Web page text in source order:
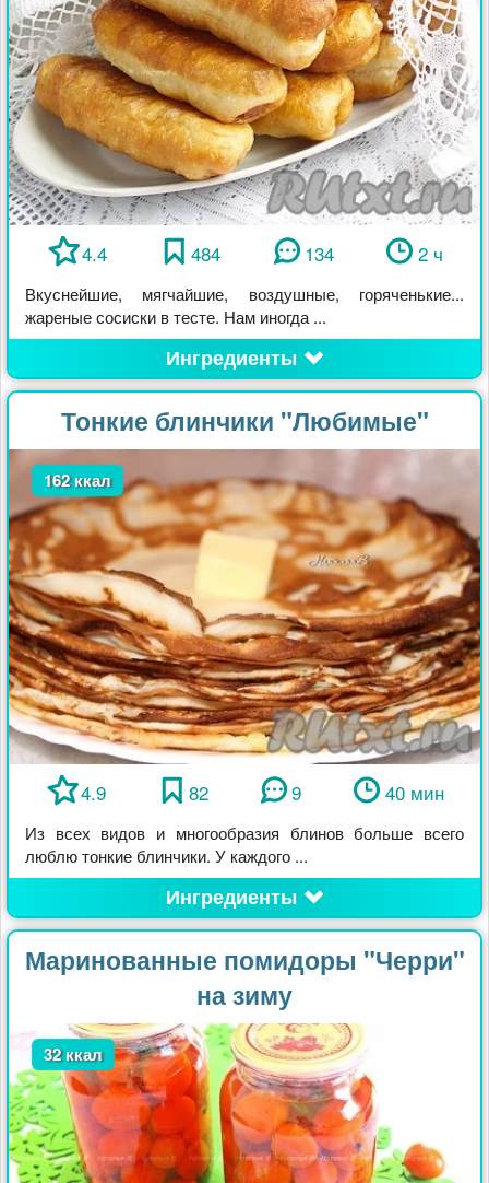
4.4 484 134 2 ч
Вкуснейшие, мягчайшие, воздушные, горяченькие...
жареные сосиски в тесте. Нам иногда ...
Ингредиенты
Тонкие блинчики "Любимые"
162 ккал
4.9 82 9 40 мин
Из всех видов и многообразия блинов больше всего
люблю тонкие блинчики. У каждого ...
Ингредиенты
Маринованные помидоры "Черри"
на зиму
32 ккал